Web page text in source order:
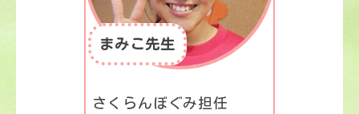
まみこ先生
さくらんぼぐみ担任